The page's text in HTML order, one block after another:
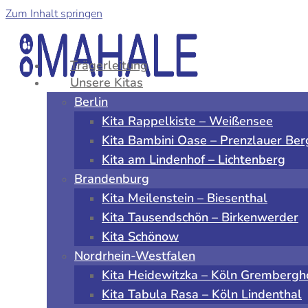
Zum Inhalt springen
Trägerleitung
Unsere Kitas
Berlin
Kita Rappelkiste – Weißensee
Kita Bambini Oase – Prenzlauer
Kita am Lindenhof – Lichtenberg
Brandenburg
Kita Meilenstein – Biesenthal
Kita Tausendschön – Birkenwerder
Kita Schönow
Nordrhein-Westfalen
Kita Heidewitzka – Köln
Kita Tabula Rasa – Köln Lindenthal